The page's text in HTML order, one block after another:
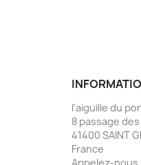
l'aiguille du
8 passage
41400 SAINT
France